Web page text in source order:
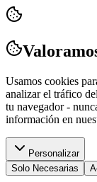
Usamos cookies
analizar el tráfico
tu navegador -
información en
Personalizar
Solo Necesarias